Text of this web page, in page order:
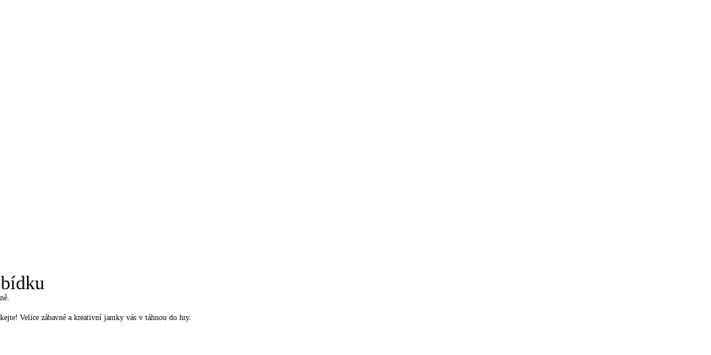
Velice zábavné a kreativní jamky vás v táhnou do hry.